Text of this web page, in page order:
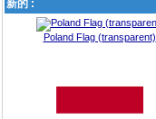
新的 :
Poland Flag (transparent)